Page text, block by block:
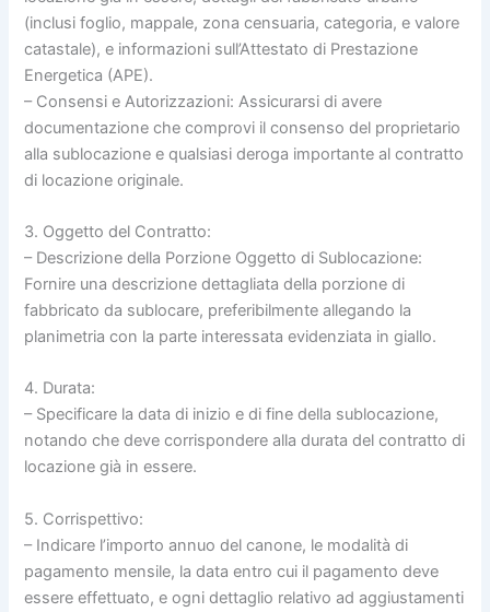
(inclusi foglio, mappale, zona censuaria, categoria, e valore
catastale), e informazioni sull’Attestato di Prestazione
Energetica (APE).
– Consensi e Autorizzazioni: Assicurarsi di avere
documentazione che comprovi il consenso del proprietario
alla sublocazione e qualsiasi deroga importante al contratto
di locazione originale.
3. Oggetto del Contratto:
– Descrizione della Porzione Oggetto di Sublocazione:
Fornire una descrizione dettagliata della porzione di
fabbricato da sublocare, preferibilmente allegando la
planimetria con la parte interessata evidenziata in giallo.
4. Durata:
– Specificare la data di inizio e di fine della sublocazione,
notando che deve corrispondere alla durata del contratto di
locazione già in essere.
5. Corrispettivo:
– Indicare l’importo annuo del canone, le modalità di
pagamento mensile, la data entro cui il pagamento deve
essere effettuato, e ogni dettaglio relativo ad aggiustamenti